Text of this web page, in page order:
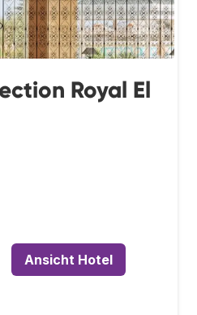
Royal El
Ansicht Hotel